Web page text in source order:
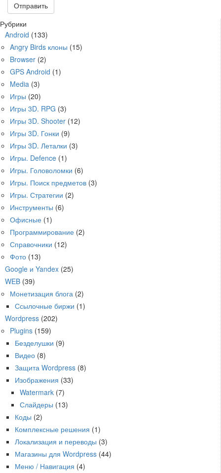
Рубрики
Android (133)
Angry Birds клоны (15)
Browser (2)
GPS Android (1)
Media (3)
Игры (20)
Игры 3D. RPG (3)
Игры 3D. Shooter (12)
Игры 3D. Гонки (9)
Игры 3D. Леталки (3)
Игры. Defence (1)
Игры. Головоломки (6)
Игры. Поиск предметов (3)
Игры. Стратегии (2)
Инструменты (6)
Офисные (1)
Программирование (2)
Справочники (12)
Фото (13)
Google и Yandex (25)
WEB (39)
Монетизация блога (2)
Ссылочные биржи (1)
Wordpress (202)
Plugins (159)
Безделушки (9)
Видео (8)
Защита Wordpress (8)
Изображения (33)
Watermark (7)
Слайдеры (13)
Коды (2)
Комплексные решения (1)
Локализация и переводы (3)
Магазины для Wordpress (44)
Меню / Навигация (4)